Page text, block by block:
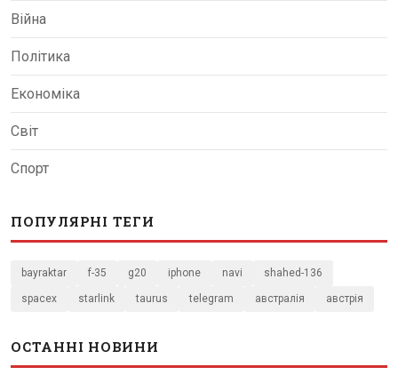
Війна
Політика
Економіка
Світ
Спорт
ПОПУЛЯРНІ ТЕГИ
bayraktar f-35 g20 iphone navi shahed-136
spacex starlink taurus telegram австралія австрія
ОСТАННІ НОВИНИ